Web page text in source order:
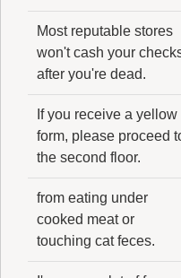
Most reputable stores
won't cash your
after you're dead.
If you receive a yellow
form, please proceed
the second floor.
from eating under
cooked meat or
touching cat feces.